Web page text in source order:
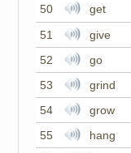
50
get
51
give
52
go
53
grind
54
grow
55
hang